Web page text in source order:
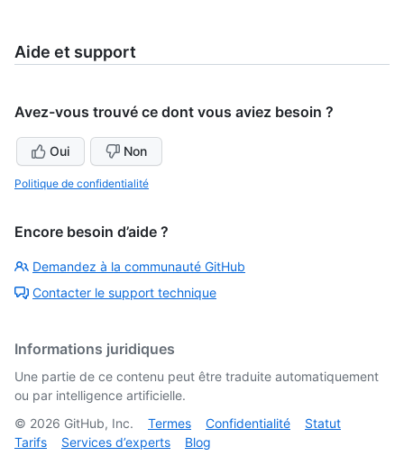
Aide et support
Avez-vous trouvé ce dont vous aviez besoin ?
Oui Non
Politique de confidentialité
Encore besoin d’aide ?
Demandez à la communauté GitHub
Contacter le support technique
Informations juridiques
Une partie de ce contenu peut être traduite automatiquement
ou par intelligence artificielle.
© 2026 GitHub, Inc. Termes Confidentialité
Statut
Tarifs
Services d’experts Blog